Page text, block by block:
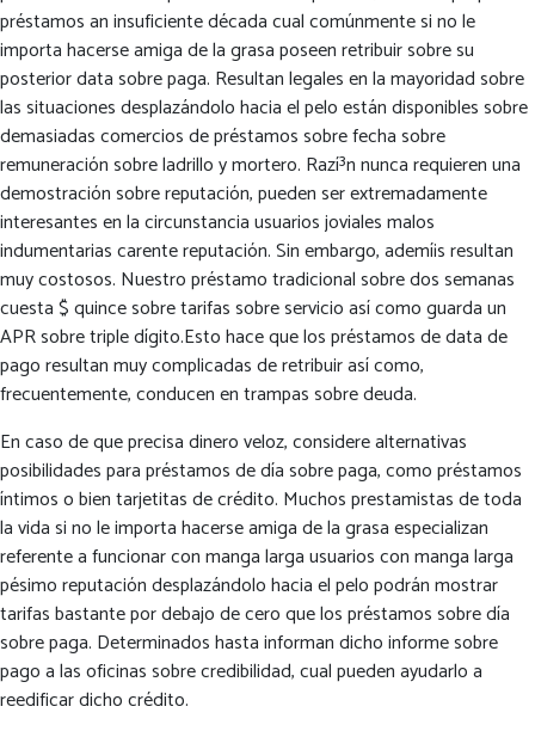
préstamos an insuficiente década cual comúnmente si no le
importa hacerse amiga de la grasa poseen retribuir sobre su
posterior data sobre paga. Resultan legales en la mayoridad sobre
las situaciones desplazándolo hacia el pelo están disponibles sobre
demasiadas comercios de préstamos sobre fecha sobre
remuneración sobre ladrillo y mortero. Razí³n nunca requieren una
demostración sobre reputación, pueden ser extremadamente
interesantes en la circunstancia usuarios joviales malos
indumentarias carente reputación. Sin embargo, ademí¡s resultan
muy costosos. Nuestro préstamo tradicional sobre dos semanas
cuesta $ quince sobre tarifas sobre servicio así­ como guarda un
APR sobre triple dígito.Esto hace que los préstamos de data de
pago resultan muy complicadas de retribuir así­ como,
frecuentemente, conducen en trampas sobre deuda.
En caso de que precisa dinero veloz, considere alternativas
posibilidades para préstamos de día sobre paga, como préstamos
íntimos o bien tarjetitas de crédito. Muchos prestamistas de toda
la vida si no le importa hacerse amiga de la grasa especializan
referente a funcionar con manga larga usuarios con manga larga
pésimo reputación desplazándolo hacia el pelo podrán mostrar
tarifas bastante por debajo de cero que los préstamos sobre día
sobre paga. Determinados hasta informan dicho informe sobre
pago a las oficinas sobre credibilidad, cual pueden ayudarlo a
reedificar dicho crédito.